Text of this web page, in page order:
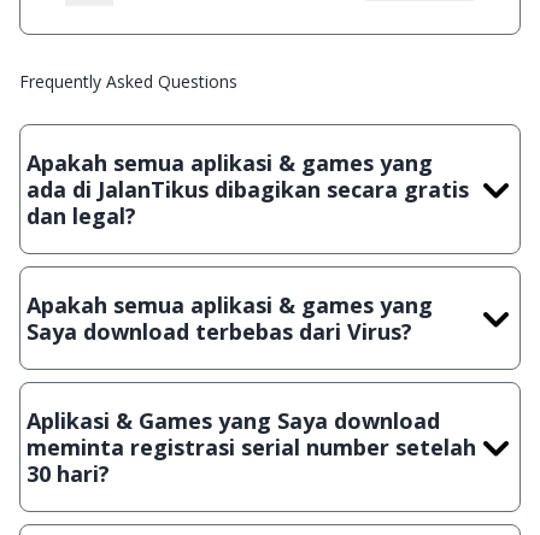
Frequently Asked Questions
Apakah semua aplikasi & games yang
ada di JalanTikus dibagikan secara gratis
dan legal?
Ya, JalanTikus hanya membagikan aplikasi & games yang
crack, patch atau semacamnya.
Apakah semua aplikasi & games yang
Saya download terbebas dari Virus?
Ya, JalanTikus selalu melakukan scanning dengan 3 jenis
suatu aplikasi atau games, sehingga bisa dijamin 100%
terbebas dari virus.
Aplikasi & Games yang Saya download
meminta registrasi serial number setelah
30 hari?
Meskipun dibagikan secara gratis, namun ada beberapa